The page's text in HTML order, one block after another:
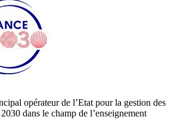
opérateur de l’Etat pour la gestion des
dans le champ de l’enseignement